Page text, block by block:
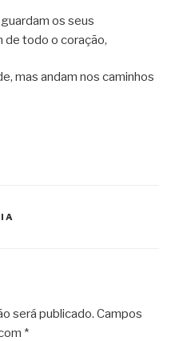
os seus
de todo o coração,
mas andam nos caminhos
será publicado. Campos
*